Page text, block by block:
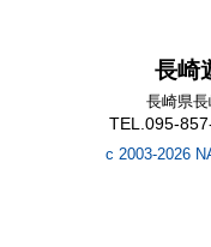
長崎
長崎県
TEL.095-
c 2003-2026